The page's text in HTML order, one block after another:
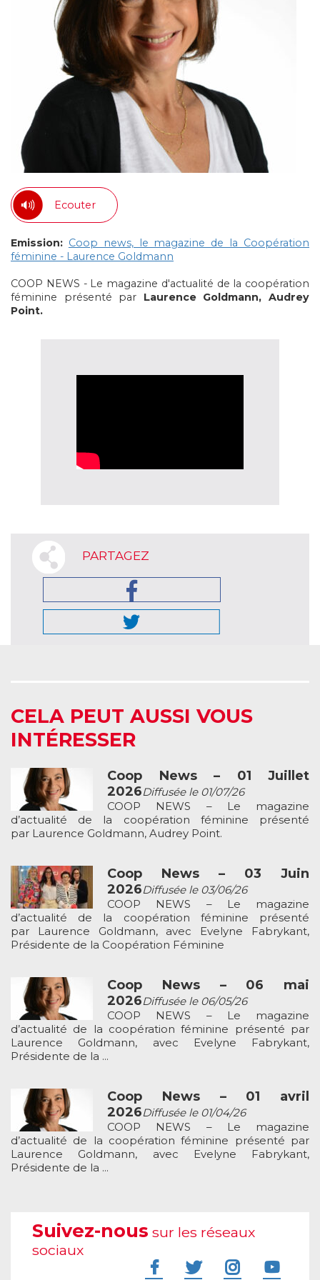
Ecouter
Emission: Coop news, le magazine de la Coopération
féminine - Laurence Goldmann
COOP NEWS - Le magazine d'actualité de la coopération
féminine présenté par Laurence Goldmann, Audrey
Point.
PARTAGEZ
CELA PEUT AUSSI VOUS
INTÉRESSER
Coop News – 01 Juillet
2026Diffusée le 01/07/26
COOP NEWS – Le magazine
d’actualité de la coopération féminine présenté
par Laurence Goldmann, Audrey Point.
Coop News – 03 Juin
2026Diffusée le 03/06/26
COOP NEWS – Le magazine
d’actualité de la coopération féminine présenté
par Laurence Goldmann, avec Evelyne Fabrykant,
Présidente de la Coopération Féminine
Coop News – 06 mai
2026Diffusée le 06/05/26
COOP NEWS – Le magazine
d’actualité de la coopération féminine présenté par
Laurence Goldmann, avec Evelyne Fabrykant,
Présidente de la ...
Coop News – 01 avril
2026Diffusée le 01/04/26
COOP NEWS – Le magazine
d’actualité de la coopération féminine présenté par
Laurence Goldmann, avec Evelyne Fabrykant,
Présidente de la ...
Suivez-nous sur les réseaux
sociaux